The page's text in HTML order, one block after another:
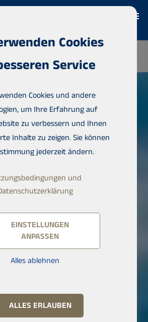
Cookies
Service
Cookies und andere
um Ihre Erfahrung auf
zu verbessern und Ihnen
Inhalte zu zeigen. Sie können
jederzeit ändern.
und
EINSTELLUNGEN
ANPASSEN
Alles ablehnen
ALLES ERLAUBEN